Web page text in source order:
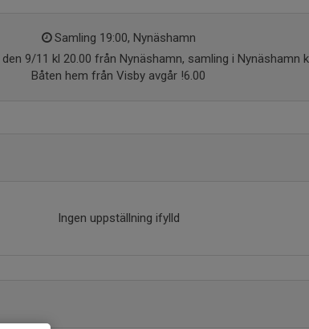
Samling 19:00, Nynäshamn
9/11 kl 20.00 från Nynäshamn, samling i Nynäshamn
Båten hem från Visby avgår !6.00
Ingen uppställning ifylld